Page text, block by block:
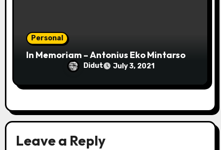
Personal
In Memoriam – Antonius Eko Mintarso
Didut July 3, 2021
Leave a Reply